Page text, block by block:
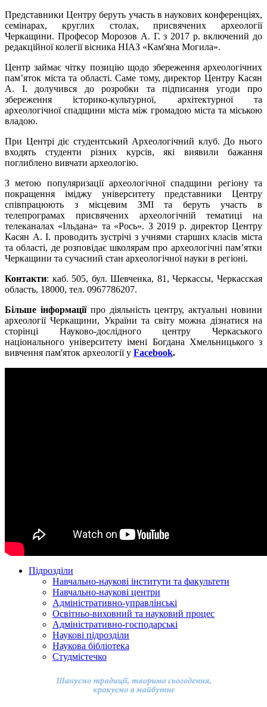
Представники Центру беруть участь в наукових конференціях,
семінарах, круглих столах, присвячених археології
Черкащини. Професор Морозов А. Г. з 2017 р. включений до
редакційної колегії вісника НІАЗ «Кам'яна Могила».
Центр займає чітку позицію щодо збереження археологічних
пам’яток міста та області. Саме тому, директор Центру Касян
А. І. долучився до розробки та підписання угоди про
збереження історико-культурної, архітектурної та
археологічної спадщини міста між громадою міста та міською
владою.
При Центрі діє студентський Археологічний клуб. До нього
входять студенти різних курсів, які виявили бажання
поглиблено вивчати археологію.
З метою популяризації археологічної спадщини регіону та
покращення іміджу університету представники Центру
співпрацюють з місцевим ЗМІ та беруть участь в
телепрограмах присвячених археологічній тематиці на
телеканалах «Ільдана» та «Рось». З 2019 р. директор Центру
Касян А. І. проводить зустрічі з учнями старших класів міста
та області, де розповідає школярам про археологічні пам’ятки
Черкащини та сучасний стан археологічної науки в регіоні.
Контакти: каб. 505, бул. Шевченка, 81, Черкассы, Черкасская
область, 18000, тел. 0967786207.
Більше інформаціїпро діяльність центру, актуальні новини
археології Черкащини, України та світу можна дізнатися на
сторінці Науково-дослідного центру Черкаського
національного університету імені Богдана Хмельницького з
вивчення пам'яток археології у Facebook.
Підрозділи
Навчально-наукові інститути та факультети
Навчально-наукові центри
Адміністративно-управлінські
Освітньо-виховний та науковий процес
Адміністративно-господарські
Наукові підрозділи
Наукова бібліотека
Студмістечко